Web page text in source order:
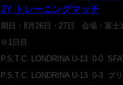
JY トレーニングマッチ
期日：8月26日・27日 会場：富士
※1日目
P.S.T.C. LONDRINA U-13 0-0
P.S.T.C. LONDRINA U-13 0-3 ブ